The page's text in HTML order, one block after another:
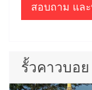
สอบถาม แล
รั้วคาวบอ